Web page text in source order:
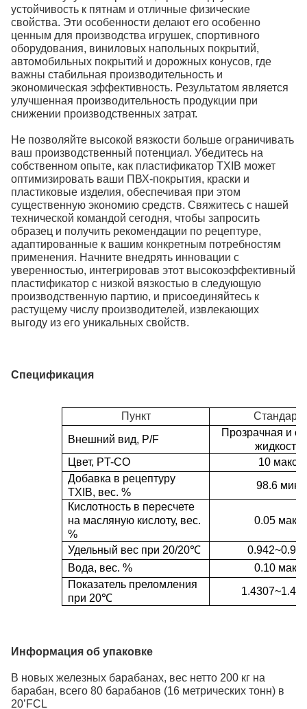
устойчивость к пятнам и отличные физические
свойства. Эти особенности делают его особенно
ценным для производства игрушек, спортивного
оборудования, виниловых напольных покрытий,
автомобильных покрытий и дорожных конусов, где
важны стабильная производительность и
экономическая эффективность. Результатом является
улучшенная производительность продукции при
снижении производственных затрат.
Не позволяйте высокой вязкости больше ограничивать
ваш производственный потенциал. Убедитесь на
собственном опыте, как пластификатор TXIB может
оптимизировать ваши ПВХ-покрытия, краски и
пластиковые изделия, обеспечивая при этом
существенную экономию средств. Свяжитесь с нашей
технической командой сегодня, чтобы запросить
образец и получить рекомендации по рецептуре,
адаптированные к вашим конкретным потребностям
применения. Начните внедрять инновации с
уверенностью, интегрировав этот высокоэффективный
пластификатор с низкой вязкостью в следующую
производственную партию, и присоединяйтесь к
растущему числу производителей, извлекающих
выгоду из его уникальных свойств.
Спецификация
Пункт
Стандарт
Внешний вид, P/F
Прозрачная и
жидкость
Цвет, PT-CO
10 макс
Добавка в рецептуру
TXIB, вес. %
98.6 мин
Кислотность в пересчете
на масляную кислоту, вес.
%
0.05 макс
Удельный вес при 20/20℃
Вода, вес. %
0.10 макс
Показатель преломления
при 20℃
Информация об упаковке
В новых железных барабанах, вес нетто 200 кг на
барабан, всего 80 барабанов (16 метрических тонн) в
20’FCL